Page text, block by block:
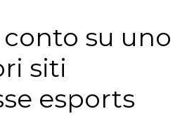
su uno
siti
esports